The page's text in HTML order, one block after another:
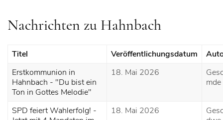
Nachrichten zu Hahnbach
Titel Veröffentlichungsdatum
Erstkommunion in
Hahnbach - "Du bist ein
Ton in Gottes Melodie"
18. Mai 2026
mde
SPD feiert Wahlerfolg! -
18. Mai 2026